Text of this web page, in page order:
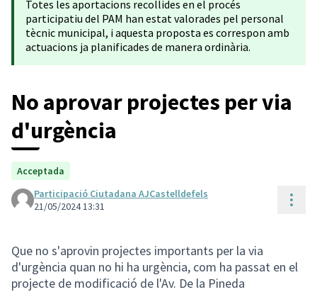
Totes les aportacions recollides en el procés
participatiu del PAM han estat valorades pel personal
tècnic municipal, i aquesta proposta es correspon amb
actuacions ja planificades de manera ordinària.
No aprovar projectes per via
d'urgència
Acceptada
Participació Ciutadana AJCastelldefels
21/05/2024 13:31
Que no s'aprovin projectes importants per la via
d'urgència quan no hi ha urgència, com ha passat en el
projecte de modificació de l'Av. De la Pineda